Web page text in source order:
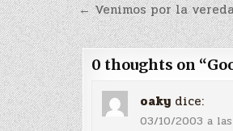
Navegación
de
entradas
← Venimos por la
0 thoughts on “
oaky dice:
03/10/2003 a